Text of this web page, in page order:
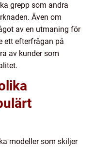
grepp som andra
Även om
av en utmaning för
ett efterfrågan på
av kunder som
modeller som skiljer